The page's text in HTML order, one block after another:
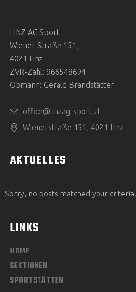
LINZ AG Sport
Wiener Straße 151,
4021 Linz
ZVR-Zahl: 966548694
Obmann: Gerald Brandstätter
office@linzag-sport.at
Wienerstraße 151, 4021 Linz
AKTUELLES
Sorry, no posts matched your criteria.
LINKS
HOME
SEKTIONEN
SPORTSTÄTTEN